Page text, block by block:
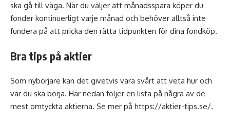
ska gå till väga. När du väljer att månadsspara köper du
fonder kontinuerligt varje månad och behöver alltså inte
fundera på att pricka den rätta tidpunkten för dina fondköp.
Bra tips på aktier
Som nybörjare kan det givetvis vara svårt att veta hur och
var du ska börja. Här nedan följer en lista på några av de
mest omtyckta aktierna. Se mer på https://aktier-tips.se/.